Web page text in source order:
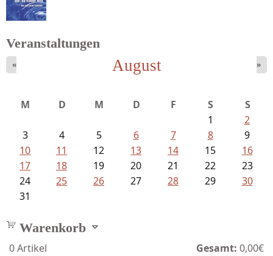
Goetze, Christina - Ade, du schöne...
Veranstaltungen
August
« »
M D M D F S
S
1
2
3
4 5 6 7 8
9
10
11 12 13 14 15
16
17
18 19 20 21 22
23
24
25 26 27 28 29
30
31
Warenkorb
0Artikel Gesamt: 0,00€